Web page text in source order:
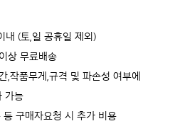
내 (토,일 공휴일 제외)
상 무료배송
,작품무게,규격 및 파손성 여부에
가능
등 구매자요청 시 추가 비용